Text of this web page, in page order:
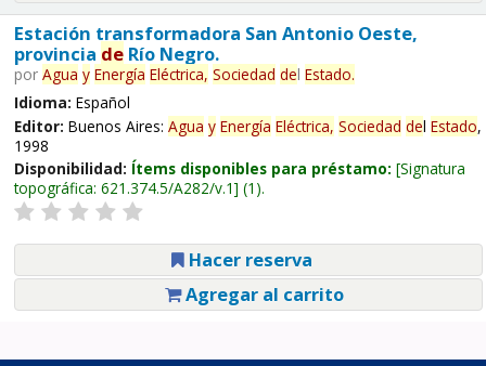
Estación transformadora San Antonio Oeste,
provincia deRío Negro.
por Agua y Energía Eléctrica, Sociedad del Estado.
Idioma: Español
Editor: Buenos Aires: Agua y Energía Eléctrica, Sociedad del Estado,
1998
Disponibilidad: Ítems disponibles para préstamo: Signatura
topográfica: 621.374.5/A282/v.1 (1).
Hacer reserva
Agregar al carrito